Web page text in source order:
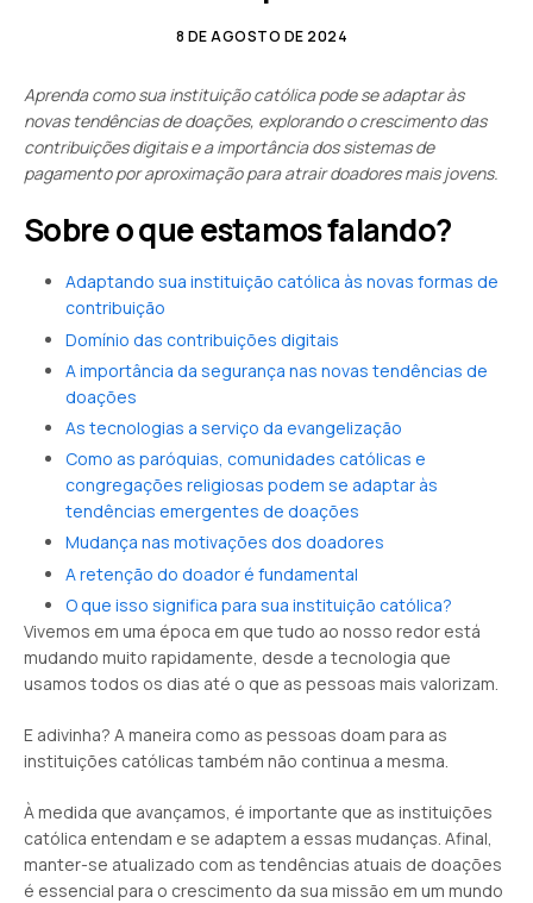
8 DE AGOSTO DE 2024
Aprenda como sua instituição católica pode se adaptar às
novas tendências de doações, explorando o crescimento das
contribuições digitais e a importância dos sistemas de
pagamento por aproximação para atrair doadores mais jovens.
Sobre o que estamos falando?
Adaptando sua instituição católica às novas formas de
contribuição
Domínio das contribuições digitais
A importância da segurança nas novas tendências de
doações
As tecnologias a serviço da evangelização
Como as paróquias, comunidades católicas e
congregações religiosas podem se adaptar às
tendências emergentes de doações
Mudança nas motivações dos doadores
A retenção do doador é fundamental
O que isso significa para sua instituição católica?
Vivemos em uma época em que tudo ao nosso redor está
mudando muito rapidamente, desde a tecnologia que
usamos todos os dias até o que as pessoas mais valorizam.
E adivinha? A maneira como as pessoas doam para as
instituições católicas também não continua a mesma.
À medida que avançamos, é importante que as instituições
católica entendam e se adaptem a essas mudanças. Afinal,
manter-se atualizado com as tendências atuais de doações
é essencial para o crescimento da sua missão em um mundo